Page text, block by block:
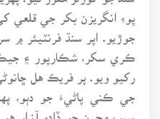
پوءِ انگريزن بکر جي قلعي
جوڙيو. اپر سنڌ فرنٽيئر ۾
ڪري سکر، شڪارپور ۽
رکيو ويو. پر فريڪ هل
جي ڪني پاڻيءَ جو دٻو،